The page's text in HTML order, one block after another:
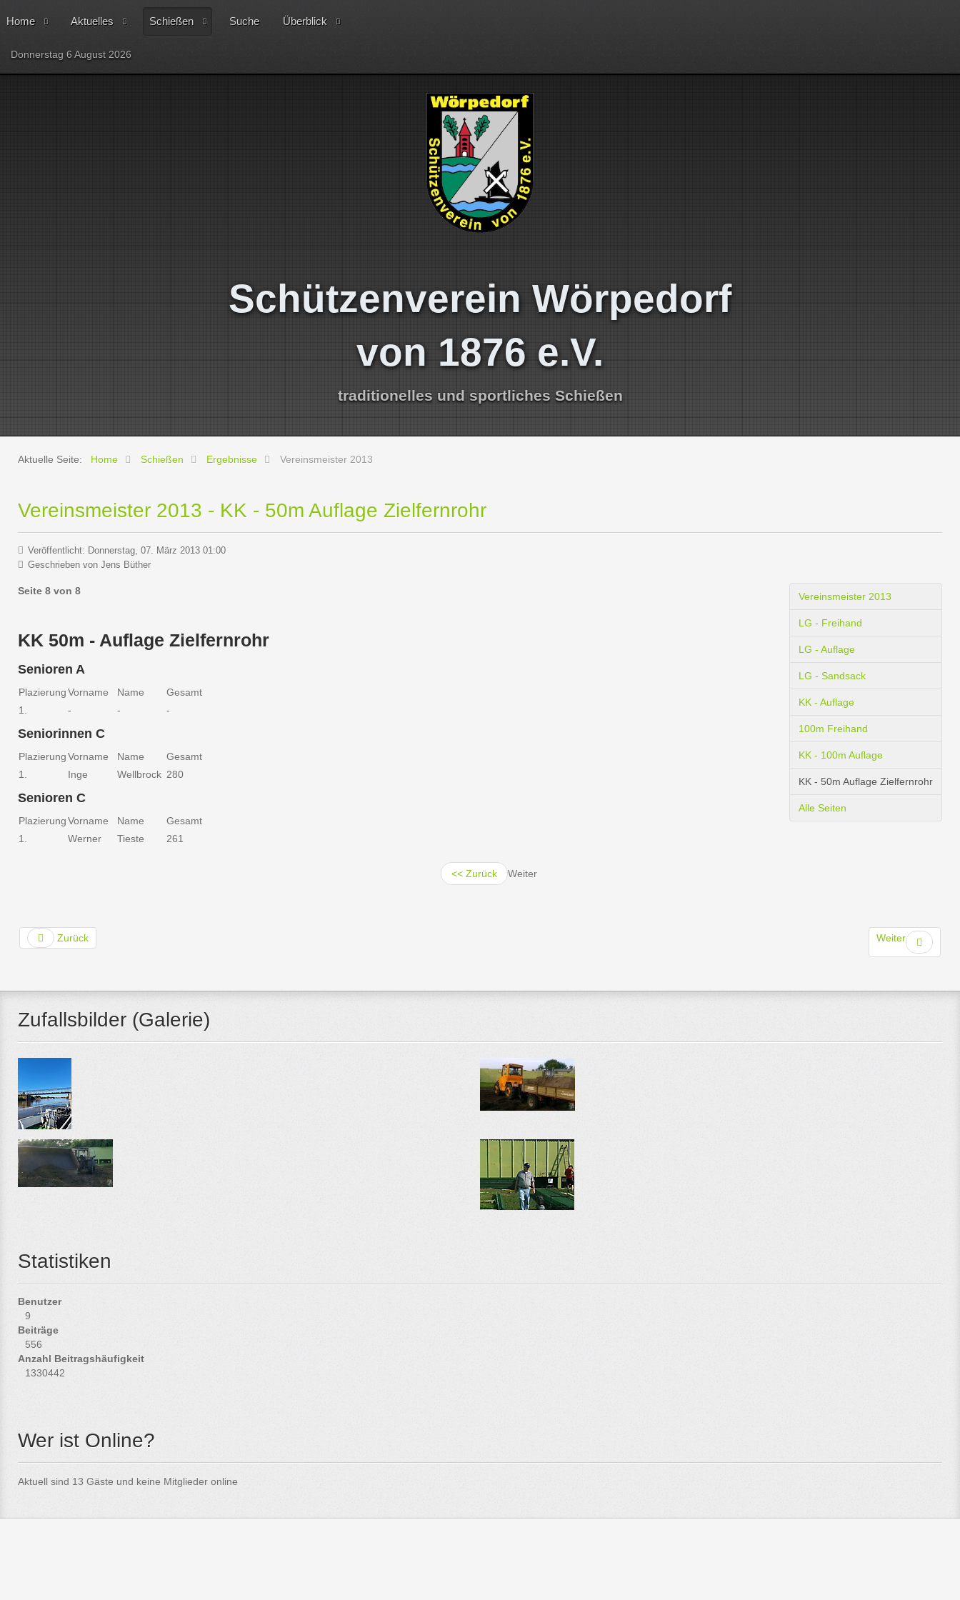
Home Aktuelles Schießen Suche Überblick
Donnerstag 6 August 2026
Schützenverein Wörpedorf
von 1876 e.V.
traditionelles und sportliches Schießen
Aktuelle Seite: Home Schießen Ergebnisse Vereinsmeister 2013
Vereinsmeister 2013 - KK - 50m Auflage Zielfernrohr
Veröffentlicht: Donnerstag, 07. März 2013 01:00
Geschrieben von Jens Büther
Vereinsmeister 2013
LG - Freihand
LG - Auflage
LG - Sandsack
KK - Auflage
100m Freihand
KK - 100m Auflage
KK - 50m Auflage Zielfernrohr
Alle Seiten
Seite 8 von 8
KK 50m - Auflage Zielfernrohr
Senioren A
PlazierungVorname Name
Gesamt
1.
- - -
Seniorinnen C
PlazierungVorname Name
Gesamt
1.
Inge Wellbrock 280
Senioren C
PlazierungVorname Name
Gesamt
1.
Werner Tieste 261
<< Zurück Weiter
Zurück Weiter
Zufallsbilder (Galerie)
Statistiken
Benutzer
9
Beiträge
556
Anzahl Beitragshäufigkeit
1330442
Wer ist Online?
Aktuell sind 13 Gäste und keine Mitglieder online